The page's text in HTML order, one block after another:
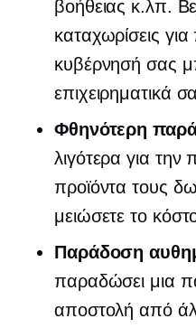
βοήθειας κ.λπ.
καταχωρίσεις
κυβέρνησή σας
επιχειρηματικά
Φθηνότερη
λιγότερα για
προϊόντα τους
μειώσετε το
Παράδοση
παραδώσει μια
αποστολή από